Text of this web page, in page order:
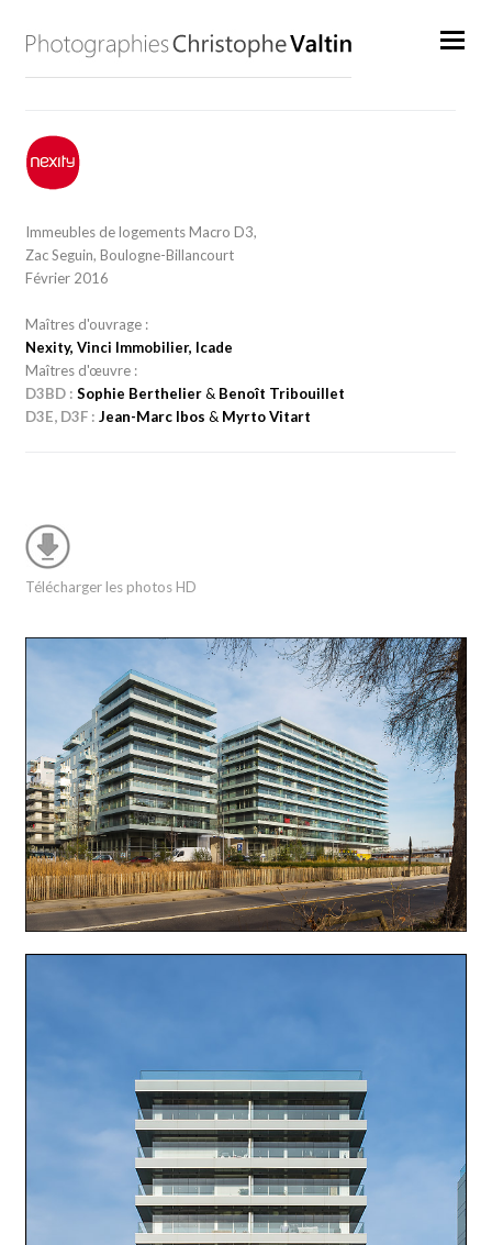
Immeubles de logements Macro D3,
Zac Seguin, Boulogne-Billancourt
Février 2016
Maîtres d'ouvrage :
Nexity, Vinci Immobilier, Icade
Maîtres d'œuvre :
D3BD : Sophie Berthelier& Benoît Tribouillet
D3E, D3F : Jean-Marc Ibos & Myrto Vitart
Télécharger les photos HD